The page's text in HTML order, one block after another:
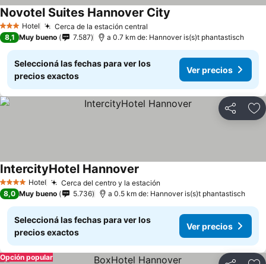
3 Estrellas
Hotel Cerca de la estación central
Novotel Suites Hannover City
8,1 Muy bueno 7.587 a 0.7 km de: Hannover is(s)t phantastisch
Seleccioná las fechas para ver los
precios exactos
Ver precios
Compartir
4 EstrellasHotel Cerca del centro y la estación
IntercityHotel Hannover
8,0 Muy bueno 5.736 a 0.5 km de: Hannover is(s)t phantastisch
Seleccioná las fechas para ver los
precios exactos
Ver precios
Opción popular